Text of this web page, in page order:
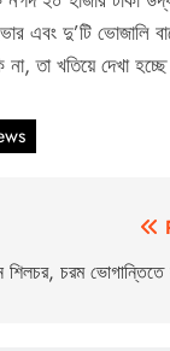
এবং দু’টি ভোজালি
তা খতিয়ে দেখা
চরম ভোগান্তিতে